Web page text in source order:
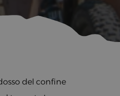
del confine